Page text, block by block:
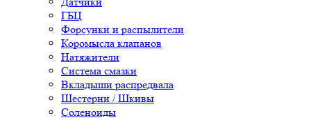
ГБЦ
Форсунки и распылители
Коромысла клапанов
Натяжители
Система смазки
Вкладыши распредвала
Шестерни / Шкивы
Соленоиды